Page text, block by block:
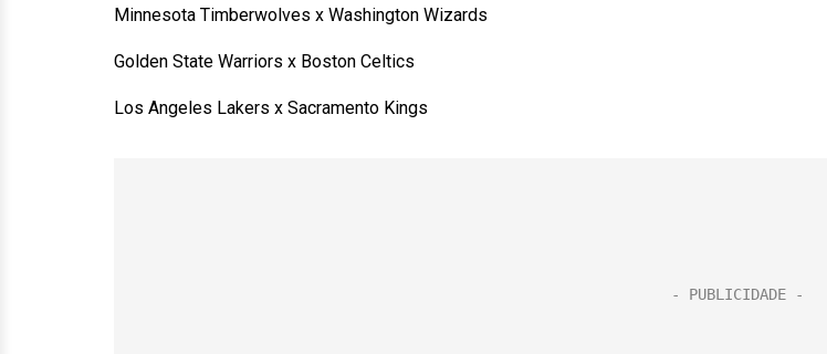
Minnesota Timberwolves x Washington Wizards
Golden State Warriors x Boston Celtics
Los Angeles Lakers x Sacramento Kings